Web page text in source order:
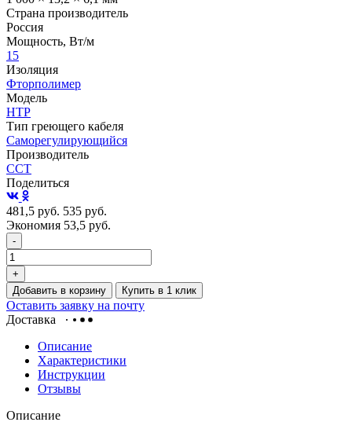
Страна производитель
Россия
Мощность, Вт/м
15
Изоляция
Фторполимер
Модель
НТР
Тип греющего кабеля
Саморегулирующийся
Производитель
ССТ
Поделиться
481,5 руб. 535 руб.
Экономия 53,5 руб.
-
+
Добавить в корзину
Купить в 1 клик
Оставить заявку на почту
Доставка
Описание
Характеристики
Инструкции
Отзывы
Описание